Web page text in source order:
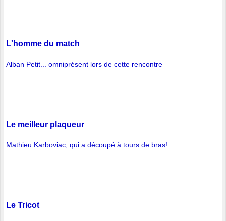
L'homme du match
Alban Petit... omniprésent lors de cette rencontre
Le meilleur plaqueur
Mathieu Karboviac, qui a découpé à tours de bras!
Le Tricot